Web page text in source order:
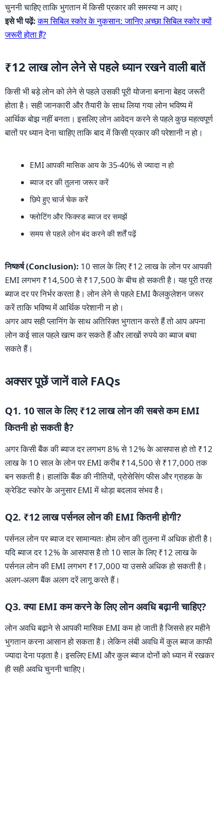
चुननी चाहिए ताकि भुगतान में किसी प्रकार की समस्या न आए।
इसे भी पढ़ें: कम सिबिल स्कोर के नुकसान: जानिए अच्छा सिबिल स्कोर क्यों
जरूरी होता हैं?
₹12 लाख लोन लेने से पहले ध्यान रखने वाली बातें
किसी भी बड़े लोन को लेने से पहले उसकी पूरी योजना बनाना बेहद जरूरी
होता है। सही जानकारी और तैयारी के साथ लिया गया लोन भविष्य में
आर्थिक बोझ नहीं बनता। इसलिए लोन आवेदन करने से पहले कुछ महत्वपूर्ण
बातों पर ध्यान देना चाहिए ताकि बाद में किसी प्रकार की परेशानी न हो।
EMI आपकी मासिक आय के 35-40% से ज्यादा न हो
ब्याज दर की तुलना जरूर करें
छिपे हुए चार्ज चेक करें
फ्लोटिंग और फिक्स्ड ब्याज दर समझें
समय से पहले लोन बंद करने की शर्तें पढ़ें
निष्कर्ष (Conclusion): 10 साल के लिए ₹12 लाख के लोन पर आपकी
EMI लगभग ₹14,500 से ₹17,500 के बीच हो सकती है। यह पूरी तरह
ब्याज दर पर निर्भर करता है। लोन लेने से पहले EMI कैलकुलेशन जरूर
करें ताकि भविष्य में आर्थिक परेशानी न हो।
अगर आप सही प्लानिंग के साथ अतिरिक्त भुगतान करते हैं तो आप अपना
लोन कई साल पहले खत्म कर सकते हैं और लाखों रुपये का ब्याज बचा
सकते हैं।
अक्सर पूछें जानें वाले FAQs
Q1. 10 साल के लिए ₹12 लाख लोन की सबसे कम EMI
कितनी हो सकती है?
अगर किसी बैंक की ब्याज दर लगभग 8% से 12% के आसपास हो तो ₹12
लाख के 10 साल के लोन पर EMI करीब ₹14,500 से ₹17,000 तक
बन सकती है। हालांकि बैंक की नीतियों, प्रोसेसिंग फीस और ग्राहक के
क्रेडिट स्कोर के अनुसार EMI में थोड़ा बदलाव संभव है।
Q2. ₹12 लाख पर्सनल लोन की EMI कितनी होगी?
पर्सनल लोन पर ब्याज दर सामान्यतः होम लोन की तुलना में अधिक होती है।
यदि ब्याज दर 12% के आसपास है तो 10 साल के लिए ₹12 लाख के
पर्सनल लोन की EMI लगभग ₹17,000 या उससे अधिक हो सकती है।
अलग-अलग बैंक अलग दरें लागू करते हैं।
Q3. क्या EMI कम करने के लिए लोन अवधि बढ़ानी चाहिए?
लोन अवधि बढ़ाने से आपकी मासिक EMI कम हो जाती है जिससे हर महीने
भुगतान करना आसान हो सकता है। लेकिन लंबी अवधि में कुल ब्याज काफी
ज्यादा देना पड़ता है। इसलिए EMI और कुल ब्याज दोनों को ध्यान में रखकर
ही सही अवधि चुननी चाहिए।